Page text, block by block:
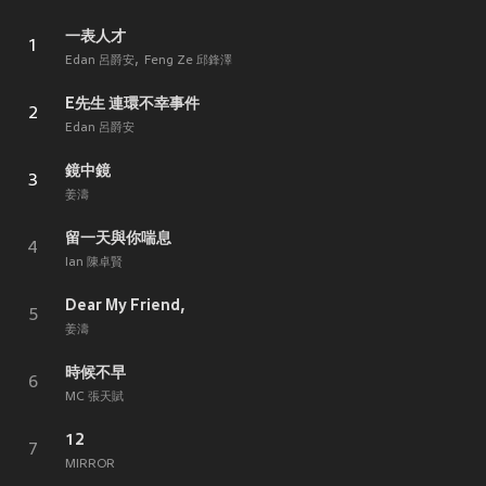
1
一表人才
Edan 呂爵安 Feng Ze 邱鋒澤
2
E先生 連環不幸事件
Edan 呂爵安
3
鏡中鏡
姜濤
4
留一天與你喘息
Ian 陳卓賢
5
Dear My Friend,
姜濤
6
時候不早
MC 張天賦
7
12
MIRROR